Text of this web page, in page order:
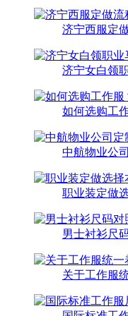
济宁西服定
济宁女白领
如何选购工
中航物业公
职业装定做
男士衬衫尺
关于工作服